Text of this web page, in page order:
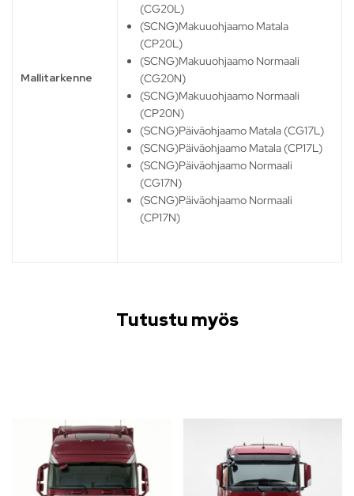
Mallitarkenne
(CG20L)
(SCNG)Makuuohjaamo Matala
(CP20L)
(SCNG)Makuuohjaamo Normaali
(CG20N)
(SCNG)Makuuohjaamo Normaali
(CP20N)
(SCNG)Päiväohjaamo Matala (CG17L)
(SCNG)Päiväohjaamo Matala (CP17L)
(SCNG)Päiväohjaamo Normaali
(CG17N)
(SCNG)Päiväohjaamo Normaali
(CP17N)
Tutustu myös